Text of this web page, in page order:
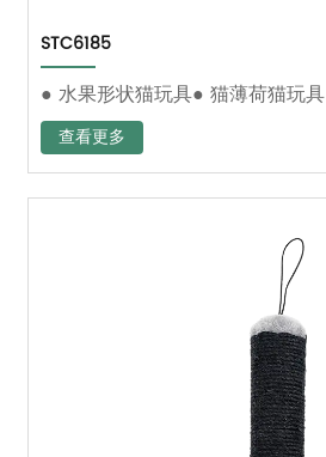
STC6185
● 水果形状猫玩具● 猫薄荷猫玩具
查看更多